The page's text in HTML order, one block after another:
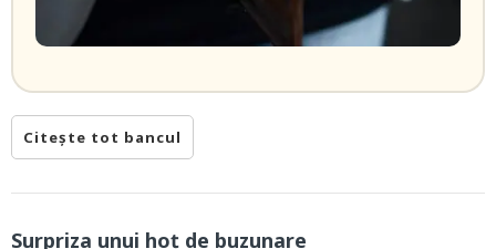
Citește tot bancul
Surpriza unui hoţ de buzunare